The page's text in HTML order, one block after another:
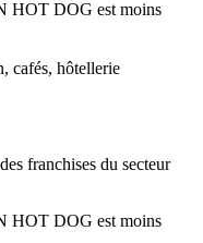
HOT DOG est moins
cafés, hôtellerie
franchises du secteur
HOT DOG est moins